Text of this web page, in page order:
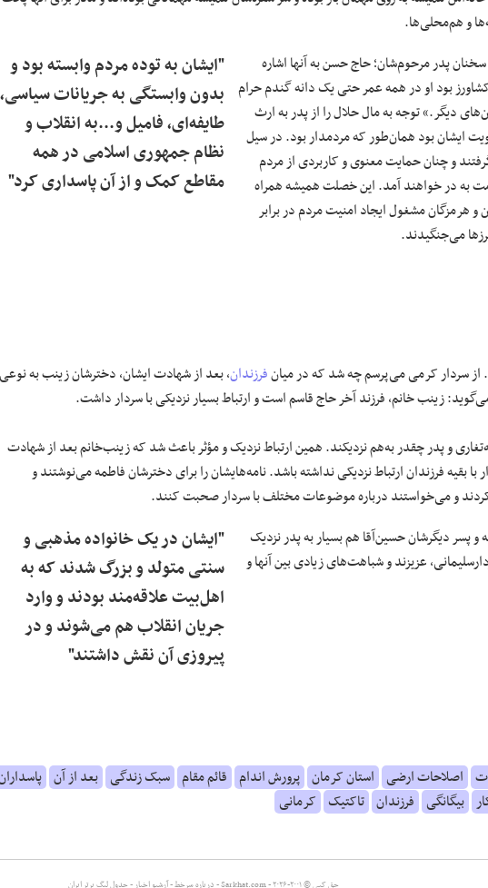
و هم‌محلی‌ها.
"ایشان به توده مردم وابسته بود و
بدون وابستگی به جریانات سیاسی،
طایفه‌ای، فامیل و...به انقلاب و
نظام جمهوری اسلامی در همه
مقاطع کمک و از آن پاسداری کرد"
پدر مرحوم‌شان؛ حاج حسن به آنها اشاره
بود او در همه عمر حتی یک دانه گندم حرام
دیگر.» توجه به مال حلال را از پدر به ارث
ایشان بود همان‌طور که مردمدار بود. در سیل
و چنان حمایت معنوی و کاربردی از مردم
به در خواهند آمد. این خصلت همیشه همراه
هرمزگان مشغول ایجاد امنیت مردم در برابر
می‌جنگیدند.
از سردار کرمی می‌پرسم چه شد که در میانفرزندان، بعد از شهادت ایشان، دخترشان زینب به نوعی
زینب خانم، فرزند آخر حاج قاسم است و ارتباط بسیار نزدیکی با سردار داشت.
و پدر چقدر به‌هم نزدیکند. همین ارتباط نزدیک و مؤثر باعث شد که زینب‌خانم بعد از شهادت
بقیه فرزندان ارتباط نزدیکی نداشته باشد. نامه‌هایشان را برای دخترشان فاطمه می‌نوشتند و
و می‌خواستند درباره موضوعات مختلف با سردار صحبت کنند.
"ایشان در یک خانواده مذهبی و
سنتی متولد و بزرگ شدند که به
اهل‌بیت علاقه‌مند بودند و وارد
جریان انقلاب هم می‌شوند و در
پیروزی آن نقش داشتند"
و پسر دیگرشان حسین‌آقا هم بسیار به پدر نزدیک
عزیزند و شباهت‌های زیادی بین آنها و
اصلاحات ارضی استان کرمان پرورش اندام قائم مقام سبک زندگی بعد از آن
بیگانگی فرزندان تاکتیک کرمانی